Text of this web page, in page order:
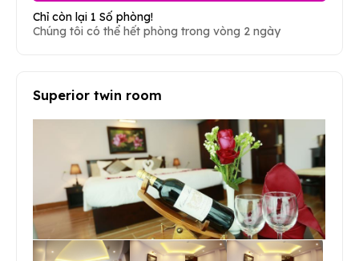
Chỉ còn lại 1 Số phòng!
Chúng tôi có thể hết phòng trong vòng 2 ngày
Superior twin room